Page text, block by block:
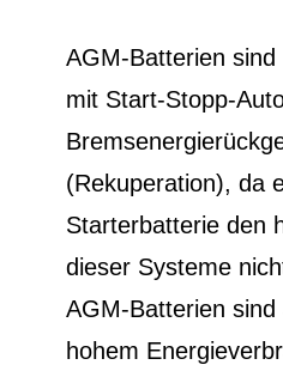
AGM-Batterien
mit Start-Stopp-
(Rekuperation), da
Starterbatterie den
dieser Systeme
AGM-Batterien
hohem